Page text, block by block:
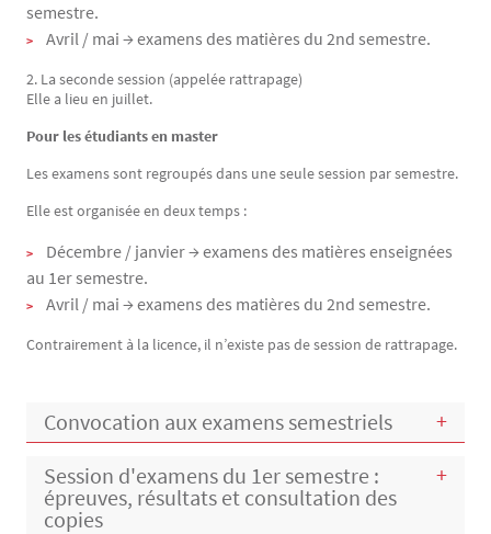
semestre.
Avril / mai → examens des matières du 2nd semestre.
2. La seconde session (appelée rattrapage)
Elle a lieu en juillet.
Pour les étudiants en master
Les examens sont regroupés dans une seule session par semestre.
Elle est organisée en deux temps :
Décembre / janvier → examens des matières enseignées
au 1er semestre.
Avril / mai → examens des matières du 2nd semestre.
Contrairement à la licence, il n’existe pas de session de rattrapage.
Convocation aux examens semestriels
Session d'examens du 1er semestre :
épreuves, résultats et consultation des
copies